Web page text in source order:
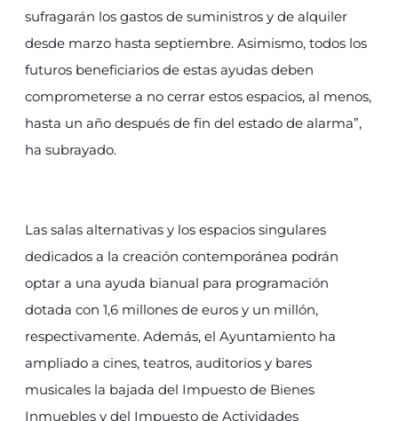
sufragarán los gastos de suministros y de alquiler
desde marzo hasta septiembre. Asimismo, todos los
futuros beneficiarios de estas ayudas deben
comprometerse a no cerrar estos espacios, al menos,
hasta un año después de fin del estado de alarma”,
ha subrayado.
Las salas alternativas y los espacios singulares
dedicados a la creación contemporánea podrán
optar a una ayuda bianual para programación
dotada con 1,6 millones de euros y un millón,
respectivamente. Además, el Ayuntamiento ha
ampliado a cines, teatros, auditorios y bares
musicales la bajada del Impuesto de Bienes
Inmuebles y del Impuesto de Actividades